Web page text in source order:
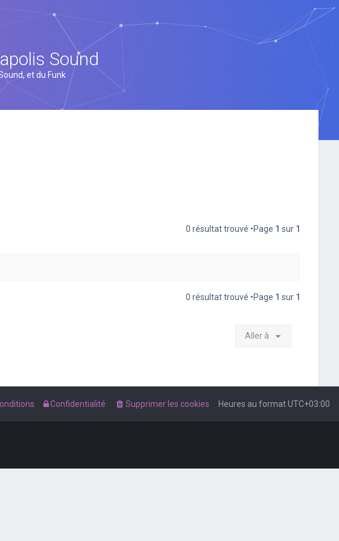
Sound
et du Funk
0 résultat trouvé •Page 1 sur 1
0 résultat trouvé •Page 1 sur 1
Aller à
Heures au formatUTC+03:00
Supprimer les cookies
Confidentialité